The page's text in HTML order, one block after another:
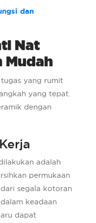
dan
Nat
Mudah
yang rumit
yang tepat.
dengan
adalah
permukaan
segala kotoran
keadaan
dapat